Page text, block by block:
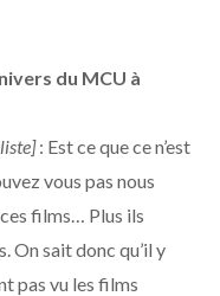
du MCU à
: Est ce que ce n’est
vous pas nous
films… Plus ils
On sait donc qu’il y
pas vu les films